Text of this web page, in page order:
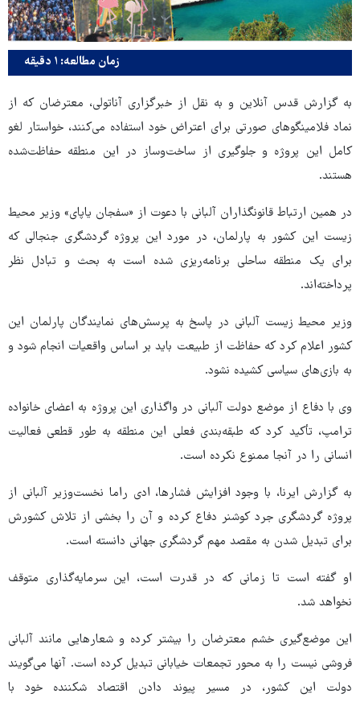
زمان مطالعه: ۱ دقیقه
به گزارش قدس آنلاین و به نقل از خبرگزاری آناتولی، معترضان که از
نماد فلامینگوهای صورتی برای اعتراض خود استفاده می‌کنند، خواستار لغو
کامل این پروژه و جلوگیری از ساخت‌وساز در این منطقه حفاظت‌شده
هستند.
در همین ارتباط قانونگذاران آلبانی با دعوت از «سفجان یاپای» وزیر محیط
زیست این کشور به پارلمان، در مورد این پروژه گردشگری جنجالی که
برای یک منطقه ساحلی برنامه‌ریزی شده است به بحث و تبادل نظر
پرداخته‌اند.
وزیر محیط زیست آلبانی در پاسخ به پرسش‌های نمایندگان پارلمان این
کشور اعلام کرد که حفاظت از طبیعت باید بر اساس واقعیات انجام شود و
به بازی‌های سیاسی کشیده نشود.
وی با دفاع از موضع دولت آلبانی در واگذاری این پروژه به اعضای خانواده
ترامپ، تأکید کرد که طبقه‌بندی فعلی این منطقه به طور قطعی فعالیت
انسانی را در آنجا ممنوع نکرده است.
به گزارش ایرنا، با وجود افزایش فشارها، ادی راما نخست‌وزیر آلبانی از
پروژه گردشگری جرد کوشنر دفاع کرده و آن را بخشی از تلاش کشورش
برای تبدیل شدن به مقصد مهم گردشگری جهانی دانسته است.
او گفته است تا زمانی که در قدرت است، این سرمایه‌گذاری متوقف
نخواهد شد.
این موضع‌گیری خشم معترضان را بیشتر کرده و شعارهایی مانند آلبانی
فروشی نیست را به محور تجمعات خیابانی تبدیل کرده است. آنها می‌گویند
دولت این کشور، در مسیر پیوند دادن اقتصاد شکننده خود با